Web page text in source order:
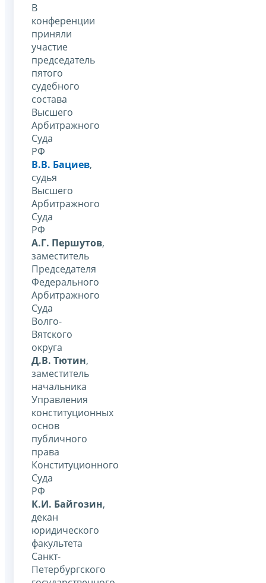
В
конференции
приняли
участие
председатель
пятого
судебного
состава
Высшего
Арбитражного
Суда
РФ
В.В. Бациев,
судья
Высшего
Арбитражного
Суда
РФ
А.Г. Першутов,
заместитель
Председателя
Федерального
Арбитражного
Суда
Волго-
Вятского
округа
Д.В. Тютин,
заместитель
начальника
Управления
конституционных
основ
публичного
права
Конституционного
Суда
РФ
К.И. Байгозин,
декан
юридического
факультета
Санкт-
Петербургского